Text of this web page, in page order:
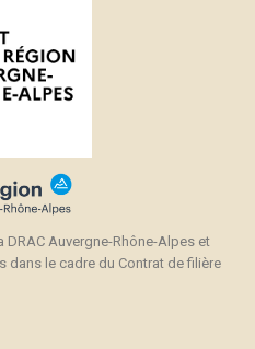
Auvergne-Rhône-Alpes et
dans le cadre du Contrat de filière